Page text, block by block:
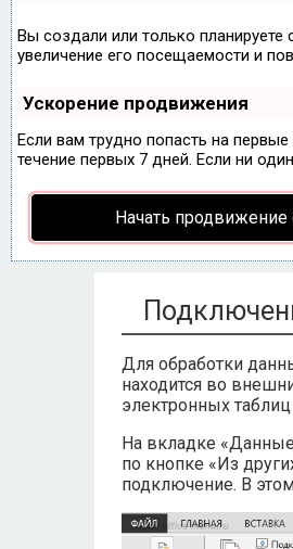
Вы создали или только планируете
увеличение его посещаемости и
Ускорение продвижения
Если вам трудно попасть на
течение первых 7 дней. Если ни
Начать продвижение
Для обработки
находится во
электронных
На вкладке
по кнопке «Из
подключение. В